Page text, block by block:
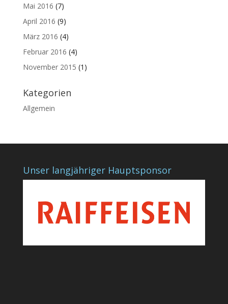
Mai 2016 (7)
April 2016 (9)
März 2016 (4)
Februar 2016 (4)
November 2015 (1)
Kategorien
Allgemein
Unser langjähriger Hauptsponsor